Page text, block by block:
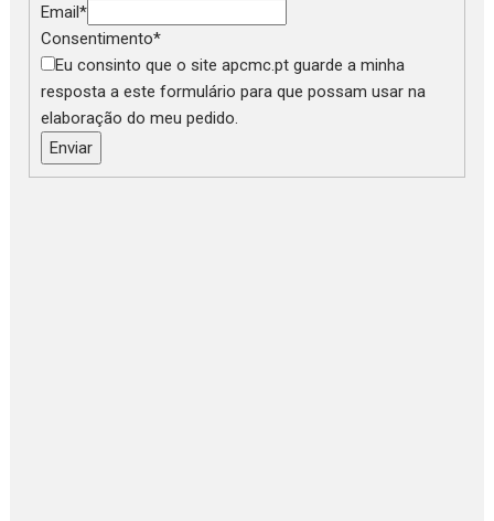
Email*
Consentimento*
Eu consinto que o site apcmc.pt guarde a minha
resposta a este formulário para que possam usar na
elaboração do meu pedido.
Enviar